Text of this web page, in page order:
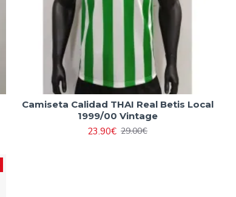
Camiseta Calidad THAI Real Betis Local
1999/00 Vintage
23.90€ 29.00€